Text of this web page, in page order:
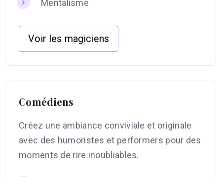
Mentalisme
Voir les magiciens
Comédiens
Créez une ambiance conviviale et originale
avec des humoristes et performers pour des
moments de rire inoubliables.